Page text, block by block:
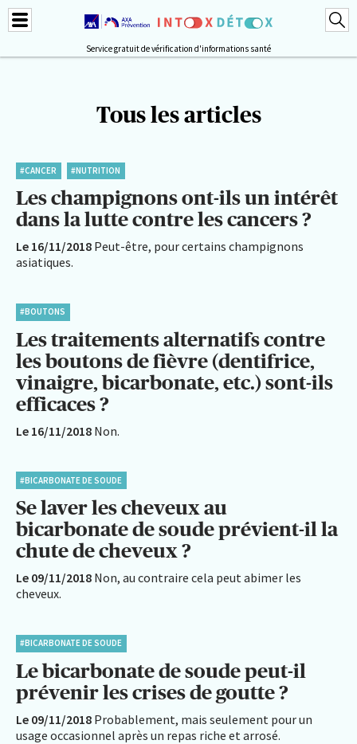
Service gratuit de vérification d'informations santé
Tous les articles
#CANCER #NUTRITION
Les champignons ont-ils un intérêt
dans la lutte contre les cancers ?
Le 16/11/2018 Peut-être, pour certains champignons
asiatiques.
#BOUTONS
Les traitements alternatifs contre
les boutons de fièvre (dentifrice,
vinaigre, bicarbonate, etc.) sont-ils
efficaces ?
Le 16/11/2018 Non.
#BICARBONATE DE SOUDE
Se laver les cheveux au
bicarbonate de soude prévient-il la
chute de cheveux ?
Le 09/11/2018 Non, au contraire cela peut abimer les
cheveux.
#BICARBONATE DE SOUDE
Le bicarbonate de soude peut-il
prévenir les crises de goutte ?
Le 09/11/2018 Probablement, mais seulement pour un
usage occasionnel après un repas riche et arrosé.